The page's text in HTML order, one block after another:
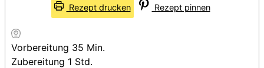
Rezept drucken Rezept pinnen
Vorbereitung 35 Minuten
Min.
Zubereitung 1 Stunde
Std.